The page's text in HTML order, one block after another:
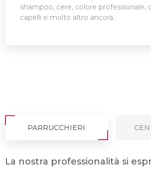
shampoo, cere, colore professionale,
capelli e molto altro ancora.
PARRUCCHIERI
La nostra professionalità si